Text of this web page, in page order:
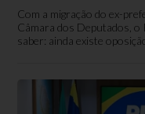
Com a migração do ex-
Câmara dos Deputados, o
saber: ainda existe